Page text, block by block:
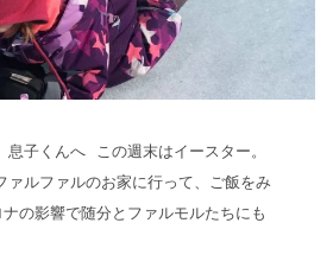
息子くんへ この週末はイースター。
ァルファルのお家に行って、ご飯をみ
の影響で随分とファルモルたちにも